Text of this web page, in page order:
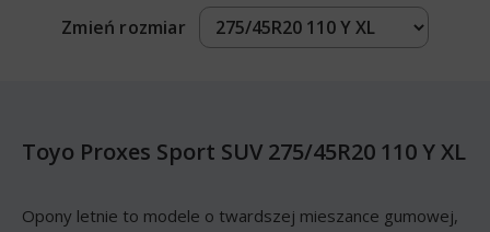
Zmień rozmiar
Toyo Proxes Sport SUV 275/45R20 110 Y XL
Opony letnie to modele o twardszej mieszance gumowej,